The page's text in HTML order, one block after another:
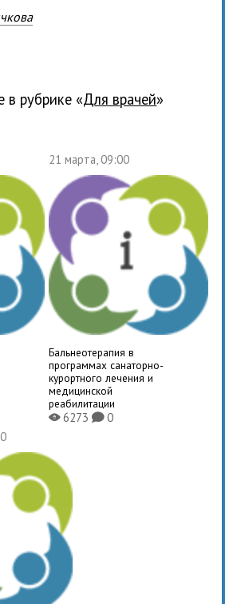
в рубрике « для врачей»
21 марта, 09:00
Бальнеотерапия в
программах санаторно-
курортного лечения и
медицинской
реабилитации
X6273 K0